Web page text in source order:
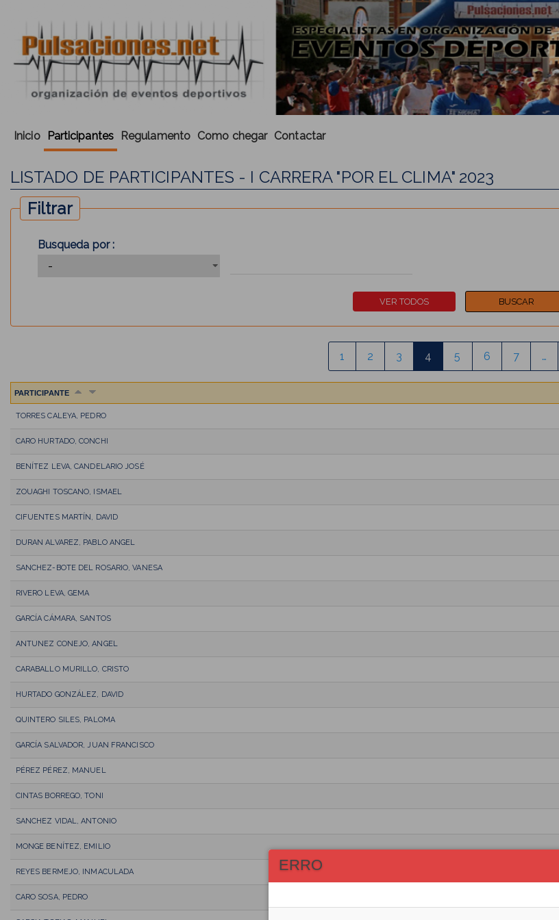
Inicio Participantes Regulamento Como chegar Contactar
LISTADO DE PARTICIPANTES - I CARRERA "POR EL CLIMA" 2023
Filtrar
Busqueda por :
1 2 3 4 5 6 7 …
PARTICIPANTE
TORRES CALEYA, PEDRO
CARO HURTADO, CONCHI
BENÍTEZ LEVA, CANDELARIO JOSÉ
ZOUAGHI TOSCANO, ISMAEL
CIFUENTES MARTÍN, DAVID
DURAN ALVAREZ, PABLO ANGEL
SANCHEZ-BOTE DEL ROSARIO, VANESA
RIVERO LEVA, GEMA
GARCÍA CÁMARA, SANTOS
ANTUNEZ CONEJO, ANGEL
CARABALLO MURILLO, CRISTO
HURTADO GONZÁLEZ, DAVID
QUINTERO SILES, PALOMA
GARCÍA SALVADOR, JUAN FRANCISCO
PÉREZ PÉREZ, MANUEL
CINTAS BORREGO, TONI
SANCHEZ VIDAL, ANTONIO
MONGE BENÍTEZ, EMILIO
REYES BERMEJO, INMACULADA
CARO SOSA, PEDRO
ERRO